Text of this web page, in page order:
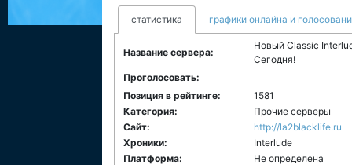
статистика графики онлайна и
Название сервера:
Новый Classic
Сегодня!
Проголосовать:
Позиция в рейтинге:
1581
Категория:
Прочие серверы
Сайт:
http://la2blacklife.ru
Хроники:
Interlude
Платформа:
Не определена